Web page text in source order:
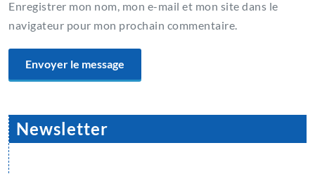
Enregistrer mon nom, mon e-mail et mon site dans le
navigateur pour mon prochain commentaire.
Newsletter